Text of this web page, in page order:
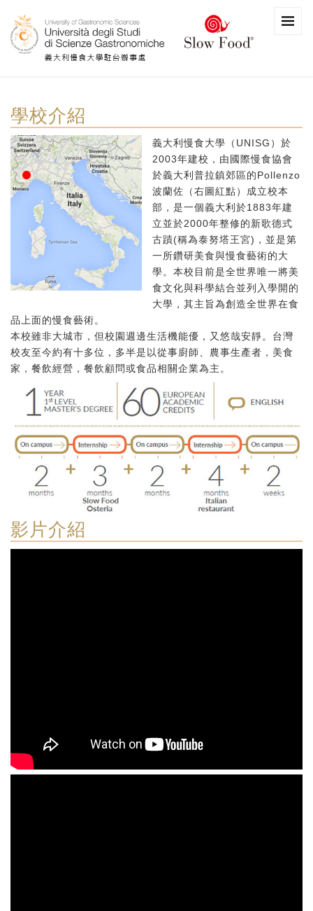
學校介紹
義大利慢食大學（UNISG）於
2003年建校，由國際慢食協會
於義大利普拉鎮郊區的Pollenzo
波蘭佐（右圖紅點）成立校本
部，是一個義大利於1883年建
立並於2000年整修的新歌德式
古蹟(稱為泰努塔王宮)，並是第
一所鑽研美食與慢食藝術的大
學。本校目前是全世界唯一將美
食文化與科學結合並列入學開的
大學，其主旨為創造全世界在食
品上面的慢食藝術。
本校雖非大城市，但校園週邊生活機能優，又悠哉安靜。台灣
校友至今約有十多位，多半是以從事廚師、農事生產者，美食
家，餐飲經營，餐飲顧問或食品相關企業為主。
影片介紹